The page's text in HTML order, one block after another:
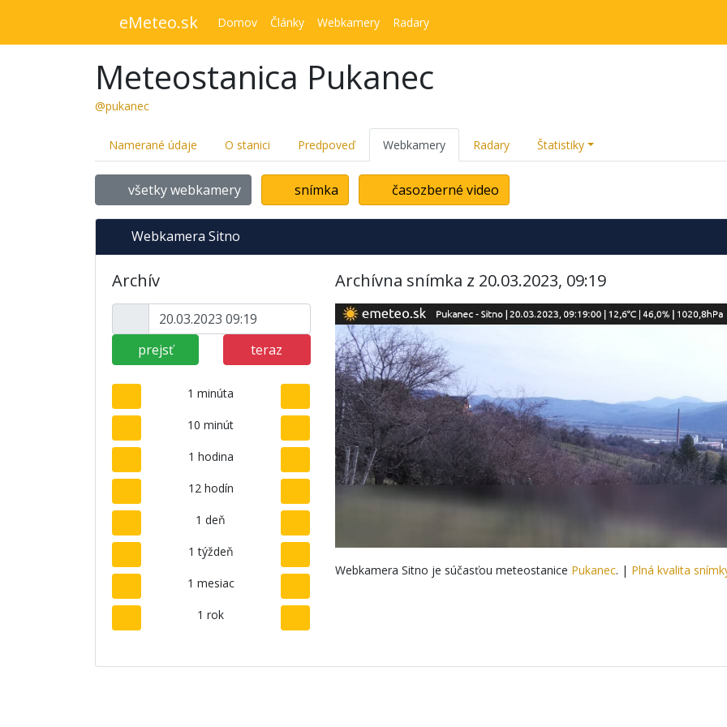
eMeteo.sk Domov Články Webkamery Radary
Meteostanica Pukanec
@pukanec
Namerané údaje O stanici Predpoveď Webkamery Radary Štatistiky
všetky webkamery snímka časozberné video
Webkamera Sitno
Archív
prejsť teraz
1 minúta
10 minút
1 hodina
12 hodín
1 deň
1 týždeň
1 mesiac
1 rok
Archívna snímka z 20.03.2023, 09:19
Webkamera Sitno je súčasťou meteostanice Pukanec. | Plná kvalita